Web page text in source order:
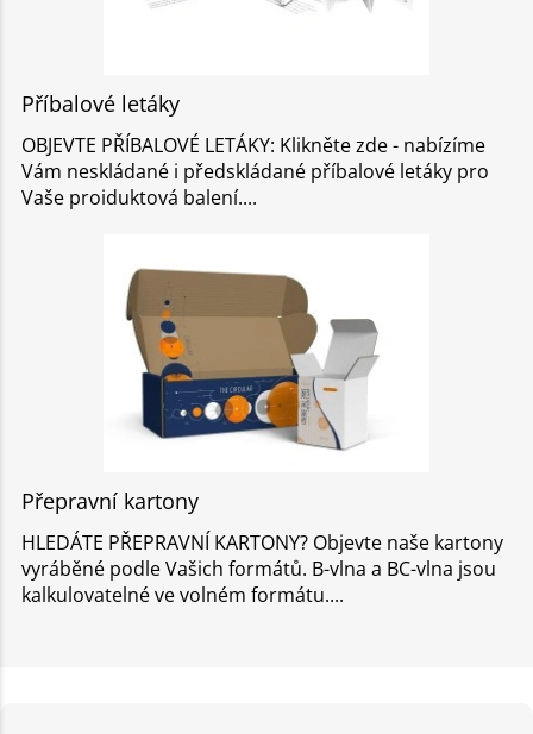
Příbalové letáky
OBJEVTE PŘÍBALOVÉ LETÁKY: Klikněte zde - nabízíme
Vám neskládané i předskládané příbalové letáky pro
Vaše proiduktová balení.
Přepravní kartony
HLEDÁTE PŘEPRAVNÍ KARTONY? Objevte naše kartony
vyráběné podle Vašich formátů. B-vlna a BC-vlna jsou
kalkulovatelné ve volném formátu.